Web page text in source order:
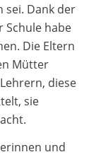
sei. Dank der
habe
Die Eltern
Mütter
diese
sie
und